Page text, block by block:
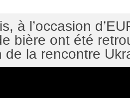
à l’occasion
bière ont été
de la rencontre